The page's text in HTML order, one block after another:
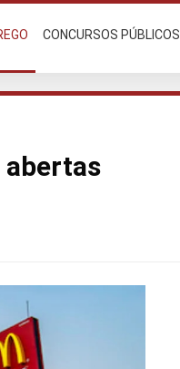
CONCURSOS PÚBLICOS
abertas